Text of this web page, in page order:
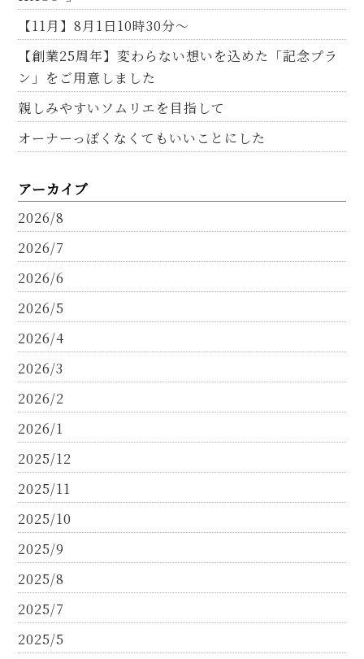
【11月】8月1日10時30分～
【創業25周年】変わらない想いを込めた「記念プラ
ン」をご用意しました
親しみやすいソムリエを目指して
オーナーっぽくなくてもいいことにした
アーカイブ
2026/8
2026/7
2026/6
2026/5
2026/4
2026/3
2026/2
2026/1
2025/12
2025/11
2025/10
2025/9
2025/8
2025/7
2025/5